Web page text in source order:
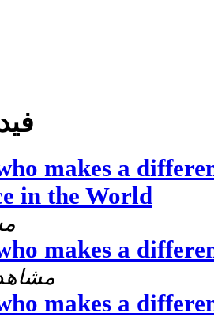
makes a
in the World
makes a
32538
makes a